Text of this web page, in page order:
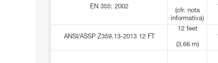
EN 355: 2002
(cfr. nota
informativa)
ANSI/ASSP Z359.13-2013 12 FT
12 feet
(3,66 m)